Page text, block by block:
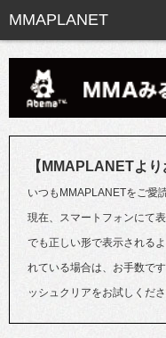
【MMAPLANETより
いつもMMAPLANETをご愛
現在、スマートフォンにて
でも正しい形で表示される
れている場合は、お手数で
ッシュクリアをお試しくださ